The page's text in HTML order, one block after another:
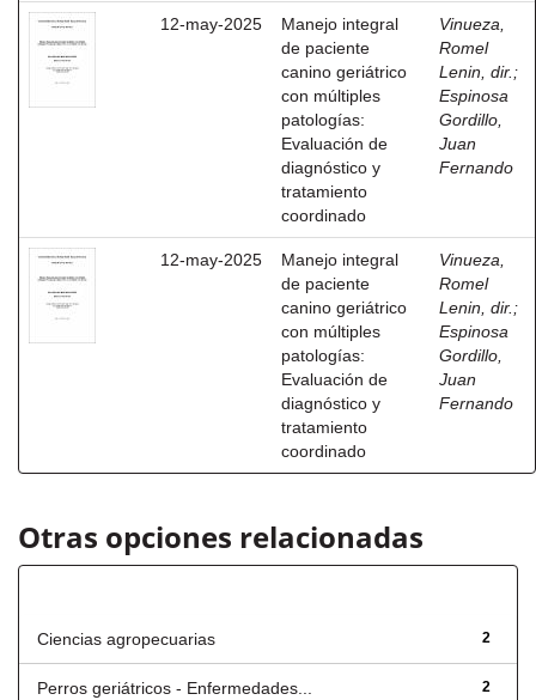
12-may-2025
Manejo integral
de paciente
canino geriátrico
con múltiples
patologías:
Evaluación de
diagnóstico y
tratamiento
coordinado
Vinueza,
Romel
Lenin, dir. ;
Espinosa
Gordillo,
Juan
Fernando
12-may-2025
Manejo integral
de paciente
canino geriátrico
con múltiples
patologías:
Evaluación de
diagnóstico y
tratamiento
coordinado
Vinueza,
Romel
Lenin, dir. ;
Espinosa
Gordillo,
Juan
Fernando
Otras opciones relacionadas
2
Ciencias agropecuarias
2
Perros geriátricos - Enfermedades...